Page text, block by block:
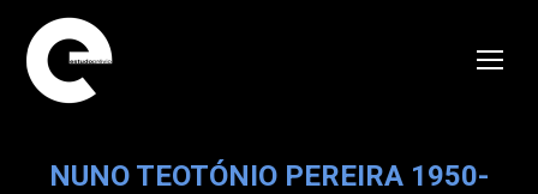
NUNO TEOTÓNIO PEREIRA 1950-